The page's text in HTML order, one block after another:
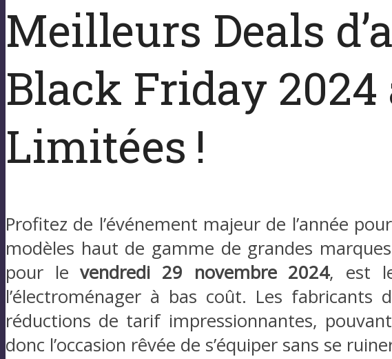
Meilleurs Deals
Black Friday 2024
Limitées !
Profitez de l’événement majeur de l’année pour
modèles haut de gamme de grandes
pour levendredi 29 novembre 2024, est
l’électroménager à bas coût. Les
réductions de tarif impressionnantes,
donc l’occasion rêvée de s’équiper sans se